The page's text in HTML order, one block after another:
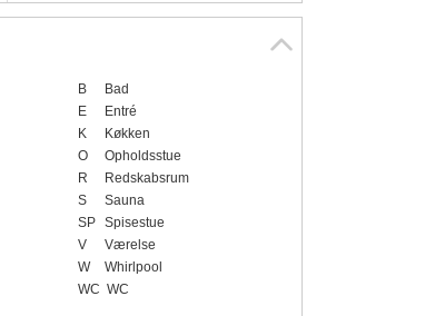
B
Bad
E
Entré
K
Køkken
O
Opholdsstue
R
Redskabsrum
S
Sauna
SP
Spisestue
V
Værelse
W
Whirlpool
WC WC